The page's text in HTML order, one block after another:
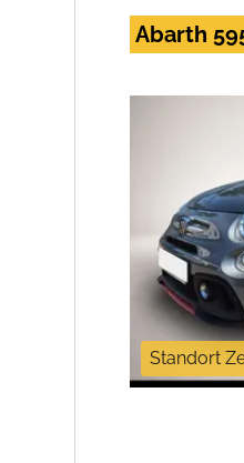
Abarth
Standort